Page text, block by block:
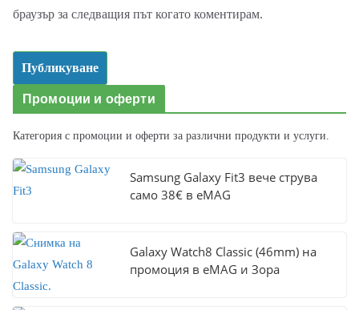
браузър за следващия път когато коментирам.
Промоции и оферти
Категория с промоции и оферти за различни продукти и услуги.
Samsung Galaxy Fit3 вече струва
само 38€ в eMAG
Galaxy Watch8 Classic (46mm) на
промоция в eMAG и Зора